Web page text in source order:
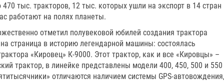
тыс. тракторов, 12 тыс. которых ушли на экспорт в 14 стран
работают на полях планеты.
отметил полувековой юбилей создания трактора
страница в историю легендарной машины: состоялась
«Кировец» К-9000. Этот трактор, как и все «Кировцы» –
трактор, в линейке представлены модели 400, 450, 500 и 550
отличаются наличием системы GPS-автовождения,